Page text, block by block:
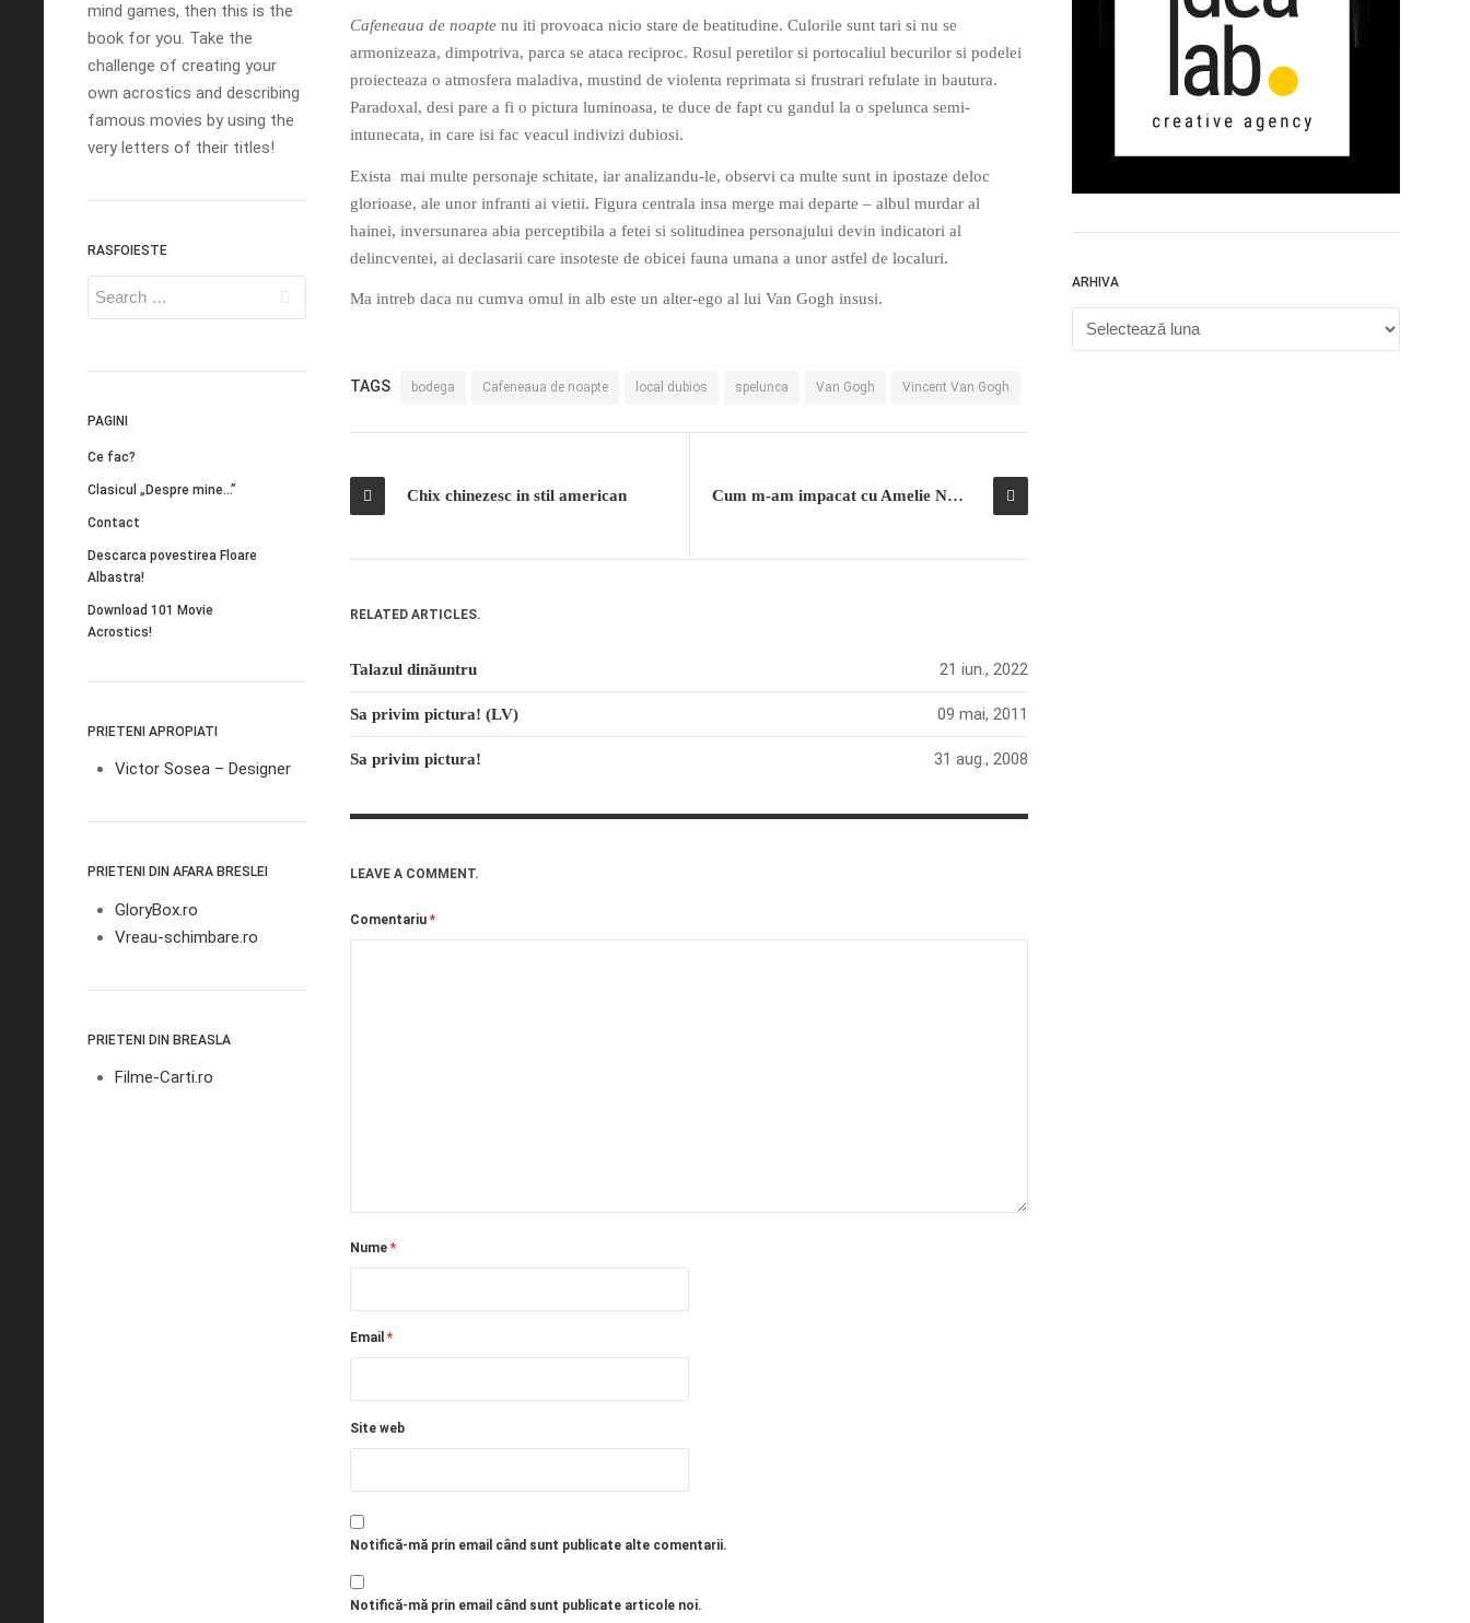
mind games, then this is the
book for you. Take the
challenge of creating your
own acrostics and describing
famous movies by using the
very letters of their titles!
RASFOIESTE
PAGINI
Ce fac?
Clasicul „Despre mine…”
Contact
Descarca povestirea Floare
Albastra!
Download 101 Movie
Acrostics!
PRIETENI APROPIATI
Victor Sosea – Designer
PRIETENI DIN AFARA BRESLEI
GloryBox.ro
Vreau-schimbare.ro
PRIETENI DIN BREASLA
Filme-Carti.ro
Cafeneaua de noapte nu iti provoaca nicio stare de beatitudine. Culorile sunt tari si nu se
armonizeaza, dimpotriva, parca se ataca reciproc. Rosul peretilor si portocaliul becurilor si podelei
proiecteaza o atmosfera maladiva, mustind de violenta reprimata si frustrari refulate in bautura.
Paradoxal, desi pare a fi o pictura luminoasa, te duce de fapt cu gandul la o spelunca semi-
intunecata, in care isi fac veacul indivizi dubiosi.
Exista mai multe personaje schitate, iar analizandu-le, observi ca multe sunt in ipostaze deloc
glorioase, ale unor infranti ai vietii. Figura centrala insa merge mai departe – albul murdar al
hainei, inversunarea abia perceptibila a fetei si solitudinea personajului devin indicatori al
delincventei, ai declasarii care insoteste de obicei fauna umana a unor astfel de localuri.
Ma intreb daca nu cumva omul in alb este un alter-ego al lui Van Gogh insusi.
TAGS bodega Cafeneaua de noapte local dubios spelunca Van Gogh Vincent Van Gogh
Chix chinezesc in stil american Cum m-am impacat cu Amelie Nothomb
RELATED ARTICLES.
Talazul dinăuntru 21 iun., 2022
Sa privim pictura! (LV) 09 mai, 2011
Sa privim pictura! 31 aug., 2008
LEAVE A COMMENT.
Comentariu *
Nume *
Email *
Site web
Notifică-mă prin email când sunt publicate alte comentarii.
Notifică-mă prin email când sunt publicate articole noi.
ARHIVA
Arhiva